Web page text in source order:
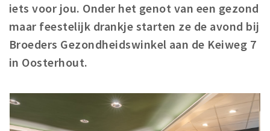
Bezienswaardigheden
Musea, theaters & podia
Baroniepoorten
Inloggen
iets voor jou. Onder het genot van een gezond
maar feestelijk drankje starten ze de avond bij
Broeders Gezondheidswinkel aan de Keiweg 7
in Oosterhout.